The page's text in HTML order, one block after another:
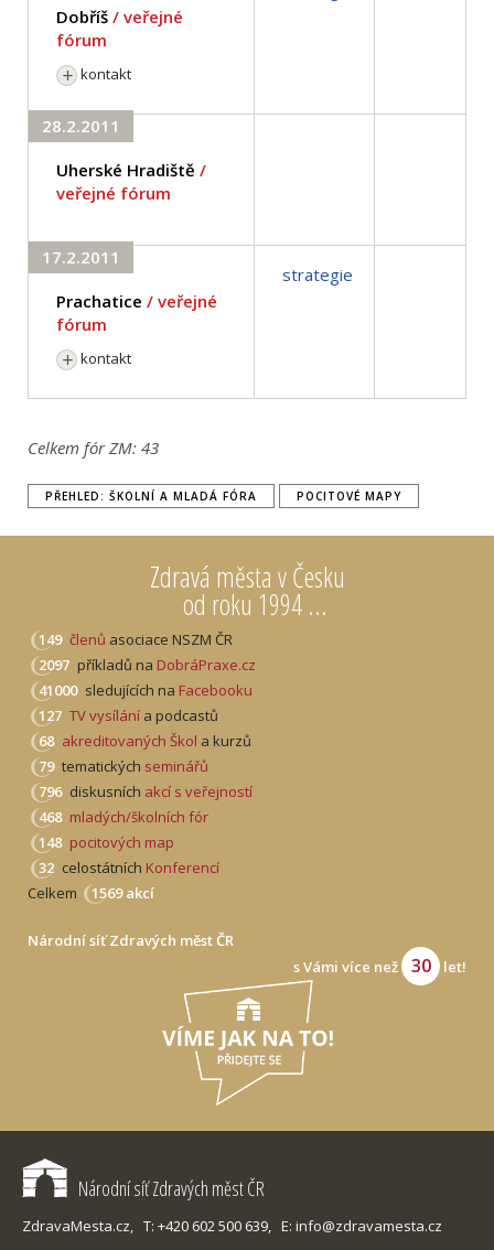
Zdravá města v Česku
od roku 1994 ...
149 členů asociace NSZM ČR
2097 příkladů na DobráPraxe.cz
41000 sledujících na Facebooku
127 TV vysílání a podcastů
68 akreditovaných Škol a kurzů
79 tematických seminářů
796 diskusních akcí s veřejností
468 mladých/školních fór
148 pocitových map
32 celostátních Konferencí
Celkem
1569 akcí
Národní síť Zdravých měst ČR
s Vámi více než
30 let!
Dobříš / veřejné
fórum
kontakt
28.2.2011
Uherské Hradiště /
veřejné fórum
17.2.2011
Prachatice / veřejné
fórum
kontakt
strategie
Celkem fór ZM: 43
PŘEHLED: ŠKOLNÍ A MLADÁ FÓRA POCITOVÉ MAPY
Národní síť Zdravých měst ČR
ZdravaMesta.cz, T: +420 602 500 639, E: info@zdravamesta.cz